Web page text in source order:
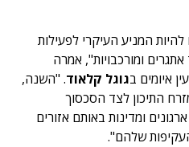
להיות המניע העיקרי לפעילות
אתגרים ומורכבויות", אמרה
איומים בגוגל קלאוד. "השנה,
התיכון לצד הסכסוך
ומדינות באותם אזורים
שלהם".